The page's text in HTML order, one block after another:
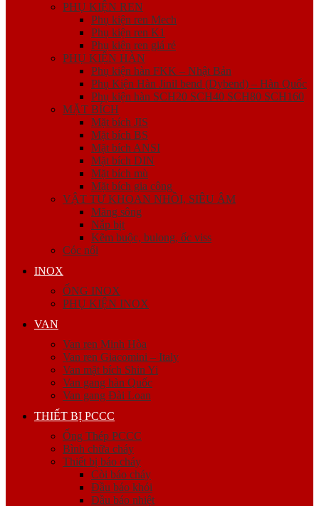
PHỤ KIỆN REN
Phụ kiện ren Mech
Phụ kiện ren K1
Phụ kiện ren giá rẻ
PHỤ KIỆN HÀN
Phụ kiện hàn FKK – Nhật Bản
Phụ Kiện Hàn Jinil bend (Dybend) – Hàn Quốc
Phụ kiện hàn SCH20 SCH40 SCH80 SCH160
MẶT BÍCH
Mặt bích JIS
Mặt bích BS
Mặt bích ANSI
Mặt bích DIN
Mặt bích mù
Mặt bích gia công
VẬT TƯ KHOAN NHỒI, SIÊU ÂM
Măng sông
Nắp bịt
Kẽm buộc, bulong, ốc viss
Cóc nối
INOX
ỐNG INOX
PHỤ KIỆN INOX
VAN
Van ren Minh Hòa
Van ren Giacomini – Italy
Van mặt bích Shin Yi
Van gang hàn Quốc
Van gang Đài Loan
THIẾT BỊ PCCC
Ống Thép PCCC
Bình chữa cháy
Thiết bị báo cháy
Còi báo cháy
Đầu báo khói
Đầu báo nhiệt